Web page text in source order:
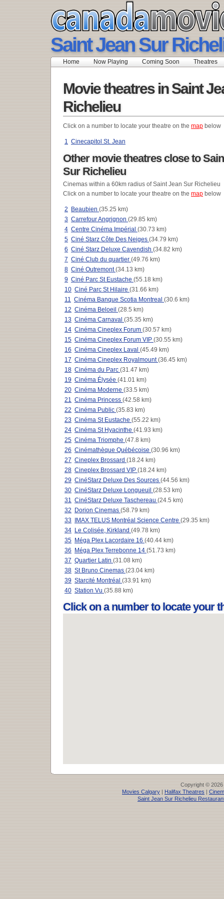
Saint Jean Sur
Home Now Playing Coming Soon Theatres
Movie theatres in Saint
Richelieu
Click on a number to locate your theatre on the map below
1 Cinecapitol St. Jean
Other movie theatres close to
Sur Richelieu
Cinemas within a 60km radius of Saint Jean Sur Richelieu
Click on a number to locate your theatre on the map below
2 Beaubien (35.25 km)
3 Carrefour Angrignon (29.85 km)
4 Centre Cinéma Impérial (30.73 km)
5 Ciné Starz Côte Des Neiges (34.79 km)
6 Ciné Starz Deluxe Cavendish (34.82 km)
7 Ciné Club du quartier (49.76 km)
8 Ciné Outremont(34.13 km)
9 Ciné Parc St Eustache (55.18 km)
10 Ciné Parc St Hilaire (31.66 km)
11
Cinéma Banque Scotia Montreal (30.6 km)
12 Cinéma Beloeil (28.5 km)
13 Cinéma Carnaval (35.35 km)
14 Cinéma Cineplex Forum (30.57 km)
15 Cinéma Cineplex Forum VIP (30.55 km)
16 Cinéma Cineplex Laval (45.49 km)
17 Cinéma Cineplex Royalmount(36.45 km)
18 Cinéma du Parc (31.47 km)
19 Cinéma Élysée (41.01 km)
20 Cinéma Moderne (33.5 km)
21
Cinéma Princess (42.58 km)
22 Cinéma Public (35.83 km)
23 Cinéma St Eustache (55.22 km)
24 Cinéma St Hyacinthe (41.93 km)
25 Cinéma Triomphe (47.8 km)
26 Cinémathèque Québécoise (30.96 km)
27 Cineplex Brossard (18.24 km)
28 Cineplex Brossard VIP (18.24 km)
29 CinéStarz Deluxe Des Sources (44.56 km)
30 CinéStarz Deluxe Longueuil (28.53 km)
31
CinéStarz Deluxe Taschereau (24.5 km)
32 Dorion Cinemas (58.79 km)
33 IMAX TELUS Montréal Science Centre (29.35 km)
34 Le Colisée, Kirkland (49.78 km)
35 Méga Plex Lacordaire 16 (40.44 km)
36 Méga Plex Terrebonne 14 (51.73 km)
37 Quartier Latin (31.08 km)
38 St Bruno Cinemas (23.04 km)
39 Starcité Montréal (33.91 km)
40 Station Vu (35.88 km)
Click on a number to locate your
Copyright © 2026
Movies Calgary | Halifax Theatres |
Saint Jean Sur Richelieu